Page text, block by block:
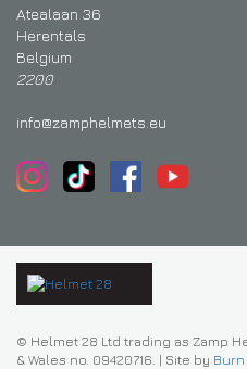
Atealaan 36
Herentals
Belgium
2200
info@zamphelmets.eu
© Helmet 28 Ltd trading as Zamp
& Wales no. 09420716. | Site by Burn